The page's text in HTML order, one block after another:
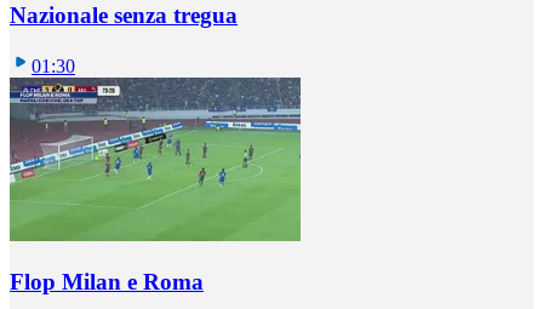
Nazionale senza tregua
01:30
Flop Milan e Roma